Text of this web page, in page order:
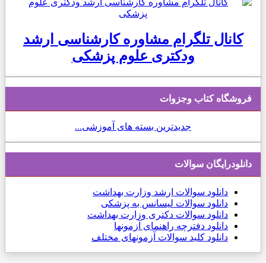
کانال تلگرام مشاوره کارشناسی ارشد
ودکتری علوم پزشکی
فروشگاه کتاب وجزوات
جدیدترین بسته های آموزشی...
دانلودرایگان سوالات
دانلود سوالات ارشد وزارت بهداشت
دانلود سوالات لیسانس به پزشکی
دانلود سوالات دکتری وزارت بهداشت
دانلود دفترچه راهنمای آزمونها
دانلود کلید سوالات آزمونهای مختلف